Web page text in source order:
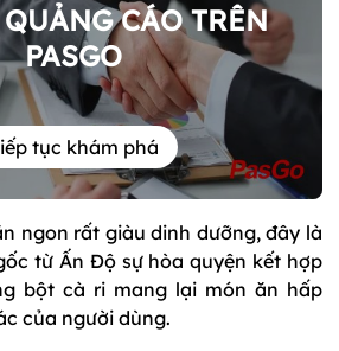
CÁO TRÊN
PASGO
tục khám phá
ngon rất giàu dinh dưỡng, đây là
từ Ấn Độ sự hòa quyện kết hợp
bột cà ri mang lại món ăn hấp
của người dùng.